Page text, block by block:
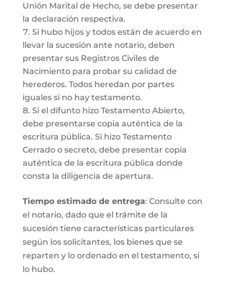
Unión Marital de Hecho, se debe presentar
la declaración respectiva.
Si hubo hijos y todos están de acuerdo en
llevar la sucesión ante notario, deben
presentar sus Registros Civiles de
Nacimiento para probar su calidad de
herederos. Todos heredan por partes
iguales si no hay testamento.
Si el difunto hizo Testamento Abierto,
debe presentarse copia auténtica de la
escritura pública. Si hizo Testamento
Cerrado o secreto, debe presentar copia
auténtica de la escritura pública donde
consta la diligencia de apertura.
Tiempo estimado de entrega: Consulte con
el notario, dado que el trámite de la
sucesión tiene características particulares
según los solicitantes, los bienes que se
reparten y lo ordenado en el testamento, si
lo hubo.